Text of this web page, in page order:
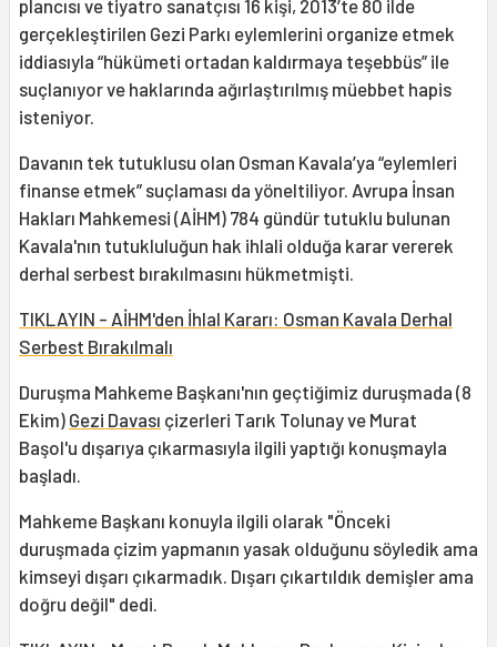
plancısı ve tiyatro sanatçısı 16 kişi, 2013’te 80 ilde
gerçekleştirilen Gezi Parkı eylemlerini organize etmek
iddiasıyla “hükümeti ortadan kaldırmaya teşebbüs” ile
suçlanıyor ve haklarında ağırlaştırılmış müebbet hapis
isteniyor.
Davanın tek tutuklusu olan Osman Kavala’ya “eylemleri
finanse etmek” suçlaması da yöneltiliyor. Avrupa İnsan
Hakları Mahkemesi (AİHM) 784 gündür tutuklu bulunan
Kavala'nın tutukluluğun hak ihlali olduğa karar vererek
derhal serbest bırakılmasını hükmetmişti.
TIKLAYIN - AİHM'den İhlal Kararı: Osman Kavala Derhal
Serbest Bırakılmalı
Duruşma Mahkeme Başkanı'nın geçtiğimiz duruşmada (8
Ekim) Gezi Davası çizerleri Tarık Tolunay ve Murat
Başol'u dışarıya çıkarmasıyla ilgili yaptığı konuşmayla
başladı.
Mahkeme Başkanı konuyla ilgili olarak "Önceki
duruşmada çizim yapmanın yasak olduğunu söyledik ama
kimseyi dışarı çıkarmadık. Dışarı çıkartıldık demişler ama
doğru değil" dedi.